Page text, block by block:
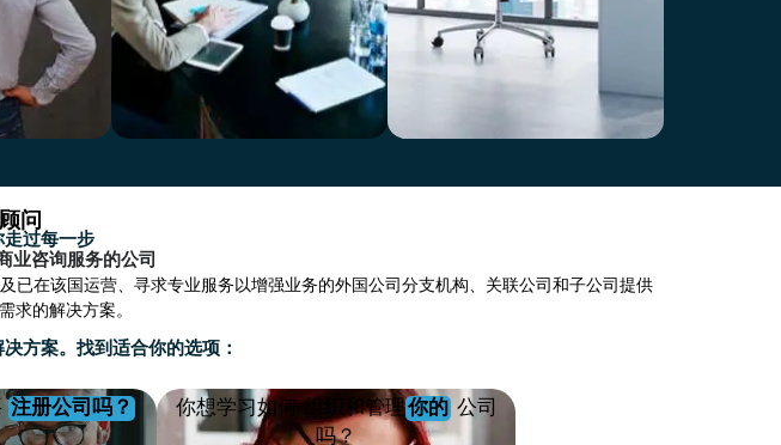
人
人
传统定居点
简化结算
问
过每一步
业咨询服务的公司
在该国运营、寻求专业服务以增强业务的外国公司分支机构、关联公司和子公司提供
求的解决方案。
方案。找到适合你的选项：
注册公司吗？ 你想学习如何 组织和管理你的 公司
吗？